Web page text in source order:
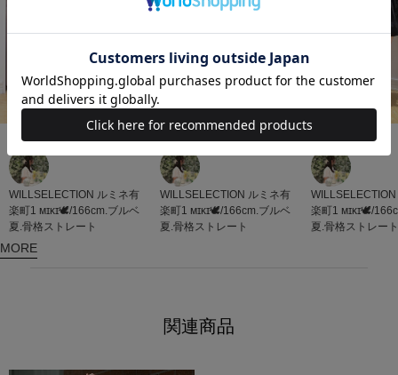
WILLSELECTION ルミネ有
楽町1 ᴍɪᴋɪ🕊/166cm.ブルベ
夏.骨格ストレート
WILLSELECTION ルミネ有
楽町1 ᴍɪᴋɪ🕊/166cm.ブルベ
夏.骨格ストレート
WILLSELECTION
楽町1 ᴍɪᴋɪ🕊/
夏.骨格ストレート
MORE
関連商品